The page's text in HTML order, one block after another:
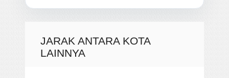
JARAK ANTARA KOTA
LAINNYA